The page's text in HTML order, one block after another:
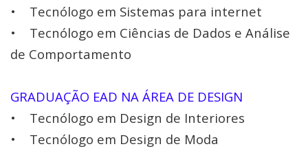
• Tecnólogo em Sistemas para internet
• Tecnólogo em Ciências de Dados e Análise
de Comportamento
GRADUAÇÃO EAD NA ÁREA DE DESIGN
• Tecnólogo em Design de Interiores
• Tecnólogo em Design de Moda